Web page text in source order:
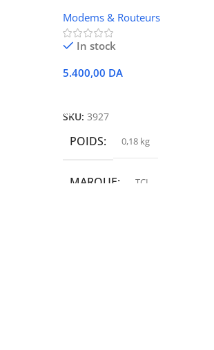
Modems & Routeurs
In stock
5.400,00 DA
SKU: 3927
POIDS 0,18 kg
MARQUE TCL